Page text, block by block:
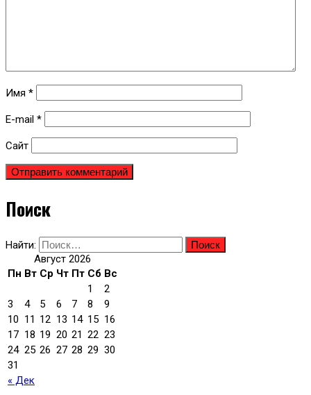
Имя *
E-mail *
Сайт
Поиск
Найти:
Август 2026
Пн Вт Ср Чт Пт Сб Вс
« Дек
1
2
3
4 5 6 7 8
9
10 11 12 13 14 15 16
17 18 19 20 21 22 23
24 25 26 27 28 29 30
31